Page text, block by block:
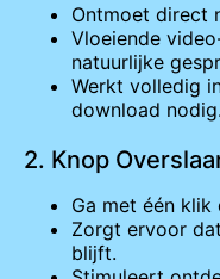
Ontmoet direct
Vloeiende
natuurlijke
Werkt volledig
download nodig.
2. Knop
Ga met één
Zorgt ervoor
blijft.